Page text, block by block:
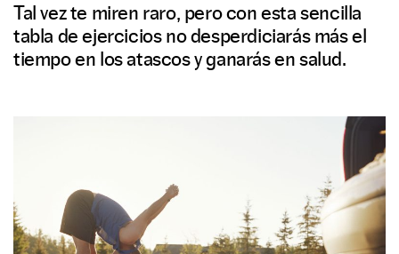
Tal vez te miren raro, pero con esta sencilla
tabla de ejercicios no desperdiciarás más el
tiempo en los atascos y ganarás en salud.